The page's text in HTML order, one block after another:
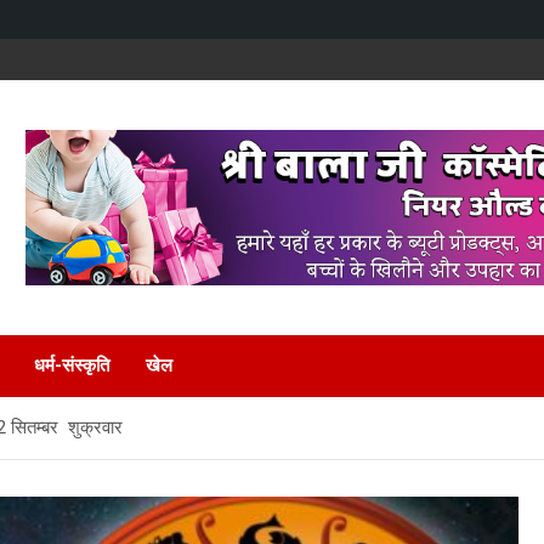
धर्म-संस्कृति खेल
शुक्रवार